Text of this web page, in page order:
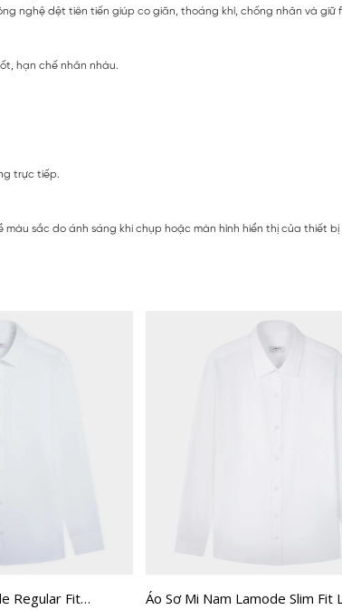
nghệ dệt tiên tiến giúp co giãn, thoáng khí, chống nhăn và
hạn chế nhăn nhàu.
trực tiếp.
sắc do ánh sáng khi chụp hoặc màn hình hiển thị của thiết
Regular Fit
Áo Sơ Mi Nam Lamode Slim Fit